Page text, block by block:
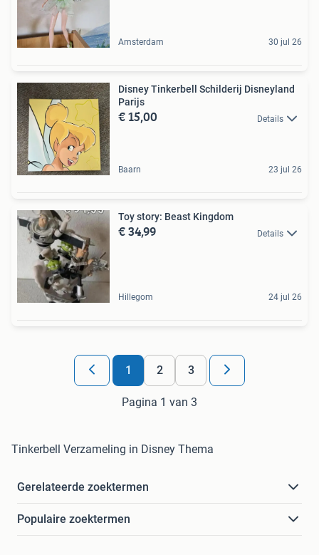
Amsterdam 30 jul 26
Disney Tinkerbell Schilderij Disneyland
Parijs
€ 15,00 Details
Baarn 23 jul 26
Toy story: Beast Kingdom
€ 34,99 Details
Hillegom 24 jul 26
1 2 3
Pagina 1 van 3
Tinkerbell Verzameling in Disney Thema
Gerelateerde zoektermen
Populaire zoektermen